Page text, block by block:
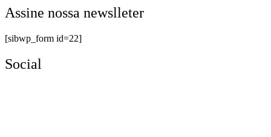
Assine nossa newslleter
[sibwp_form id=22]
Social